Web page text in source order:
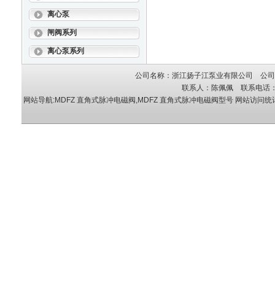
离心泵
闸阀系列
离心泵系列
公司名称：浙江扬子江泵业有限公司 公
联系人：陈佩佩 联系电话
网站导航:MDFZ 直角式脉冲电磁阀,MDFZ 直角式脉冲电磁阀型号 网站访问